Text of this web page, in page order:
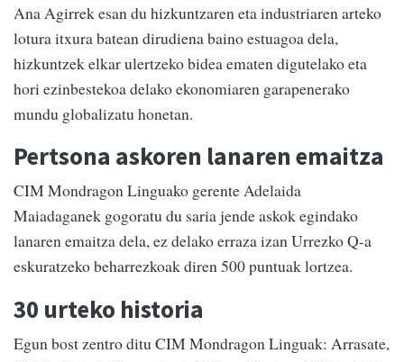
Ana Agirrek esan du hizkuntzaren eta industriaren arteko
lotura itxura batean dirudiena baino estuagoa dela,
hizkuntzek elkar ulertzeko bidea ematen digutelako eta
hori ezinbestekoa delako ekonomiaren garapenerako
mundu globalizatu honetan.
Pertsona askoren lanaren emaitza
CIM Mondragon Linguako gerente Adelaida
Maiadaganek gogoratu du saria jende askok egindako
lanaren emaitza dela, ez delako erraza izan Urrezko Q-a
eskuratzeko beharrezkoak diren 500 puntuak lortzea.
30 urteko historia
Egun bost zentro ditu CIM Mondragon Linguak: Arrasate,